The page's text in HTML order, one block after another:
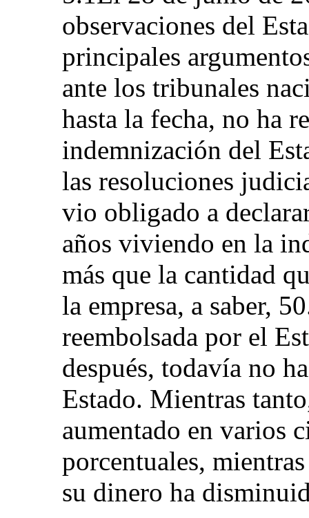
observaciones del
principales
ante los tribunales
hasta la fecha, no ha
indemnización del
las resoluciones
vio obligado a
años viviendo en la
más que la cantidad
la empresa, a saber,
reembolsada por el
después, todavía no
Estado. Mientras
aumentado en varios
porcentuales,
su dinero ha